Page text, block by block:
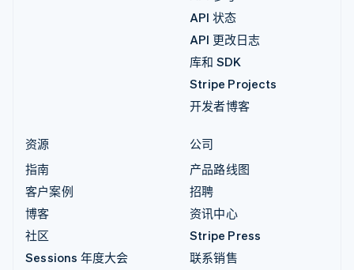
API 状态
API 更改日志
库和 SDK
Stripe Projects
开发者博客
资源
指南
客户案例
博客
社区
Sessions 年度大会
公司
产品路线图
招聘
资讯中心
Stripe Press
联系销售